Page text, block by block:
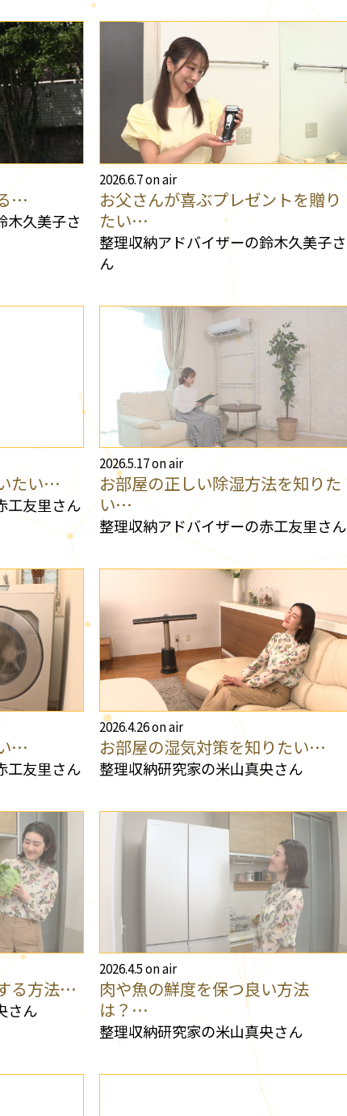
…
木久美子さ
2026.6.7 on air
お父さんが喜ぶプレゼントを贈り
たい…
整理収納アドバイザーの鈴木久美子さ
ん
たい…
工友里さん
2026.5.17 on air
お部屋の正しい除湿方法を知りた
い…
整理収納アドバイザーの赤工友里さん
…
工友里さん
2026.4.26 on air
お部屋の湿気対策を知りたい…
整理収納研究家の米山真央さん
る方法…
さん
2026.4.5 on air
肉や魚の鮮度を保つ良い方法
は？…
整理収納研究家の米山真央さん